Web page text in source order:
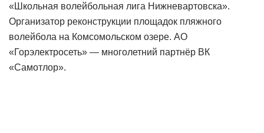
«Школьная волейбольная лига Нижневартовска».
Организатор реконструкции площадок пляжного
волейбола на Комсомольском озере. АО
«Горэлектросеть» — многолетний партнёр ВК
«Самотлор».